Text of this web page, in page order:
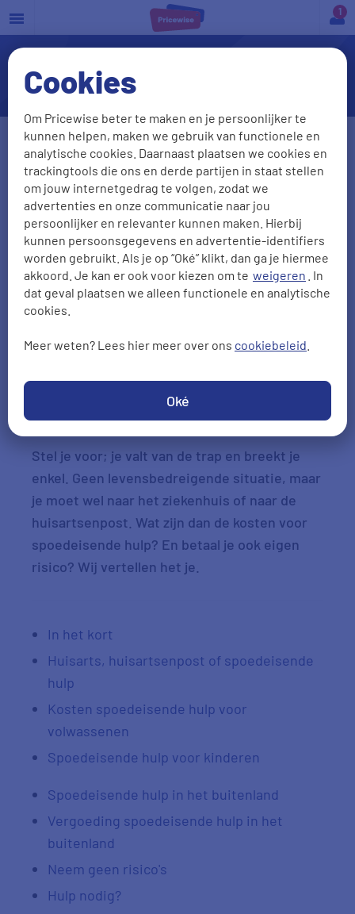
Cookies
Om Pricewise beter te maken en je persoonlijker te
kunnen helpen, maken we gebruik van functionele en
analytische cookies. Daarnaast plaatsen we cookies en
trackingtools die ons en derde partijen in staat stellen
om jouw internetgedrag te volgen, zodat we
advertenties en onze communicatie naar jou
persoonlijker en relevanter kunnen maken. Hierbij
kunnen persoonsgegevens en advertentie-identifiers
worden gebruikt. Als je op “Oké” klikt, dan ga je hiermee
akkoord. Je kan er ook voor kiezen om te weigeren . In
dat geval plaatsen we alleen functionele en analytische
cookies.
Meer weten? Lees hier meer over ons cookiebeleid
Oké
a
Kosten spoedeisende hulp
Geslacht
Man Vrouw
Geboortedatum
DD-MM-JJJJ
Postcode
Gezinsledenmeeverzekeren?
Ja
Check je voordeel
Stel je voor; je valt van de trap en breekt je
enkel. Geen levensbedreigende situatie, maar
je moet wel naar het ziekenhuis of naar de
huisartsenpost. Wat zijn dan de kosten voor
spoedeisende hulp? En betaal je ook eigen
risico? Wij vertellen het je.
In het kort
Huisarts, huisartsenpost of spoedeisende
hulp
Kosten spoedeisende hulp voor
volwassenen
Spoedeisende hulp voor kinderen
Spoedeisende hulp in het buitenland
Vergoeding spoedeisende hulp in het
buitenland
Neem geen risico's
Hulp nodig?